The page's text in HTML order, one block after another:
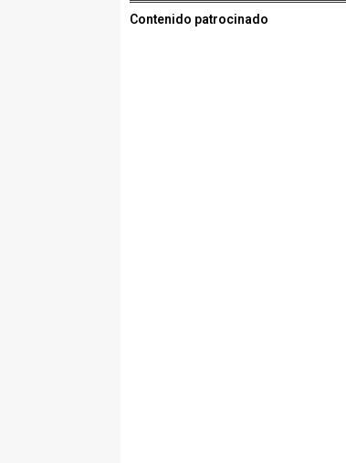
Contenido patrocinado